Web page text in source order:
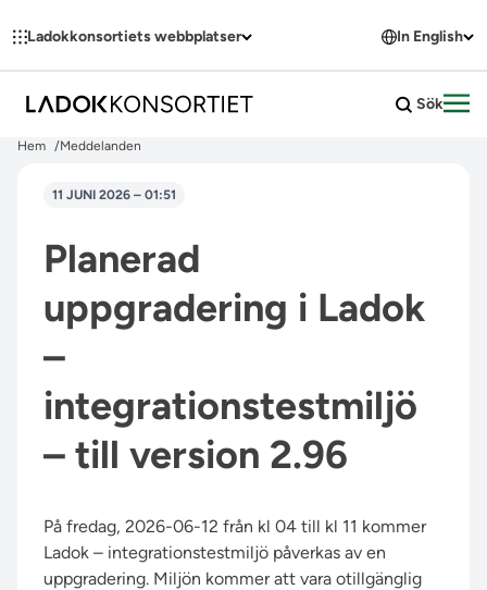
Ladokkonsortiets webbplatser In English
Sök
Hem Meddelanden
11 JUNI 2026 – 01:51
Planerad
uppgradering i Ladok
–
integrationstestmiljö
– till version 2.96
På fredag, 2026-06-12 från kl 04 till kl 11 kommer
Ladok – integrationstestmiljö påverkas av en
uppgradering. Miljön kommer att vara otillgänglig